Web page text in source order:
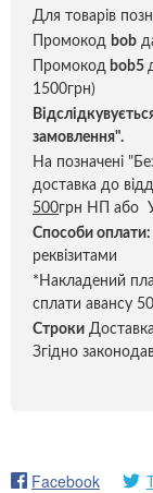
Для товарів
Промокод bob
Промокод bob5
1500грн)
замовлення".
На позначені
доставка до
500грн НП або
Способи оплати:
реквізитами
*Накладений
сплати авансу
Строки Доставка
Згідно
Facebook